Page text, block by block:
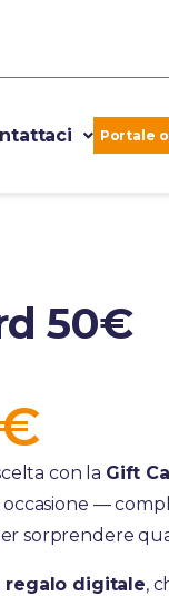
Portale
50€
€
con la Gift
—
sorprendere
regalo digitale,